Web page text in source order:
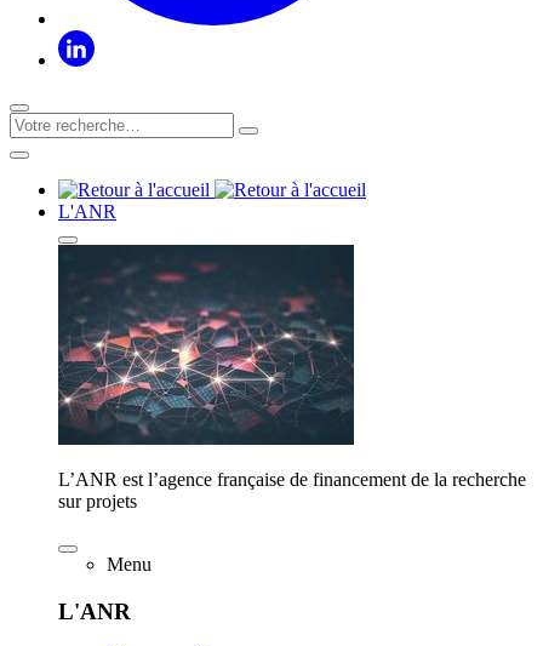
L'ANR
L’ANR est l’agence française de financement de la recherche
sur projets
Menu
L'ANR